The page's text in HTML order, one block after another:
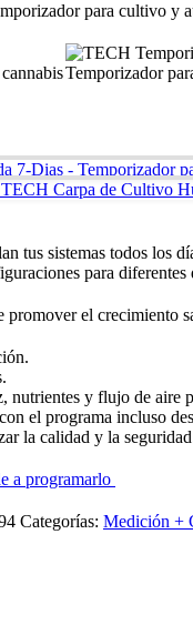
TECH Carpa de Cultivo
tus sistemas todos los
para diferentes
el crecimiento
nutrientes y flujo de aire
el programa incluso
la calidad y la
a programarlo
Categorías: Medición +